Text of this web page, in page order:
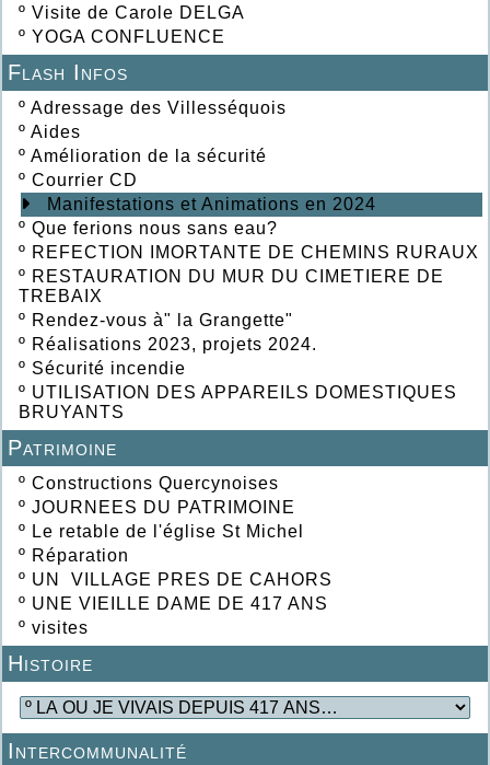
º Visite de Carole DELGA
º YOGA CONFLUENCE
Flash Infos
º Adressage des Villesséquois
º Aides
º Amélioration de la sécurité
º Courrier CD
Manifestations et Animations en 2024
º Que ferions nous sans eau?
º REFECTION IMORTANTE DE CHEMINS RURAUX
º RESTAURATION DU MUR DU CIMETIERE DE
TREBAIX
º Rendez-vous à" la Grangette"
º Réalisations 2023, projets 2024.
º Sécurité incendie
º UTILISATION DES APPAREILS DOMESTIQUES
BRUYANTS
Patrimoine
º Constructions Quercynoises
º JOURNEES DU PATRIMOINE
º Le retable de l'église St Michel
º Réparation
º UN VILLAGE PRES DE CAHORS
º UNE VIEILLE DAME DE 417 ANS
º visites
Histoire
Intercommunalité